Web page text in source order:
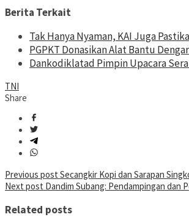
Berita Terkait
Tak Hanya Nyaman, KAI Juga
PGPKT Donasikan Alat Bantu
Dankodiklatad Pimpin Upacara
TNI
Share
Post
navigation
Previous post Secangkir Kopi dan Sarapan
Next post Dandim Subang: Pendampingan dan
Related posts